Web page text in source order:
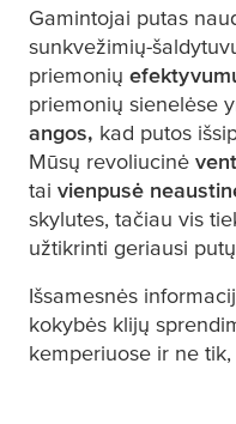
Gamintojai putas
sunkvežimių-
priemonių
priemonių sienelėse
angos, kad putos
Mūsų revoliucinė
tai vienpusė
skylutes, tačiau vis
užtikrinti geriausi
Išsamesnės
kokybės klijų
kemperiuose ir ne